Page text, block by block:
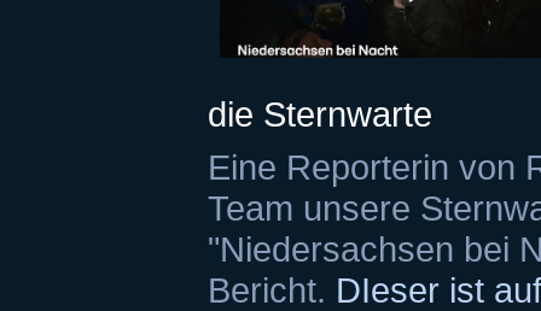
die Sternwarte
Eine Reporterin von
Team unsere
"Niedersachsen bei
Bericht. DIeser ist